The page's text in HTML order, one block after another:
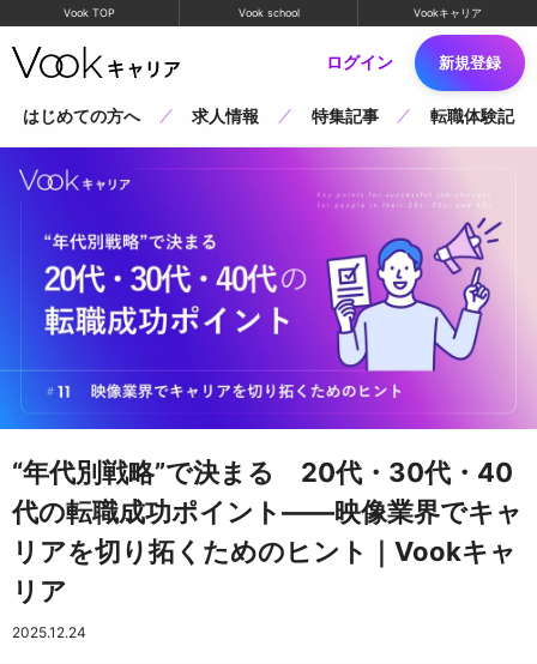
Vook TOP Vook school Vookキャリア
ログイン 新規登録
はじめての方へ 求人情報 特集記事 転職体験記
“年代別戦略”で決まる 20代・30代・40
代の転職成功ポイント――映像業界でキャ
リアを切り拓くためのヒント｜Vookキャ
リア
2025.12.24